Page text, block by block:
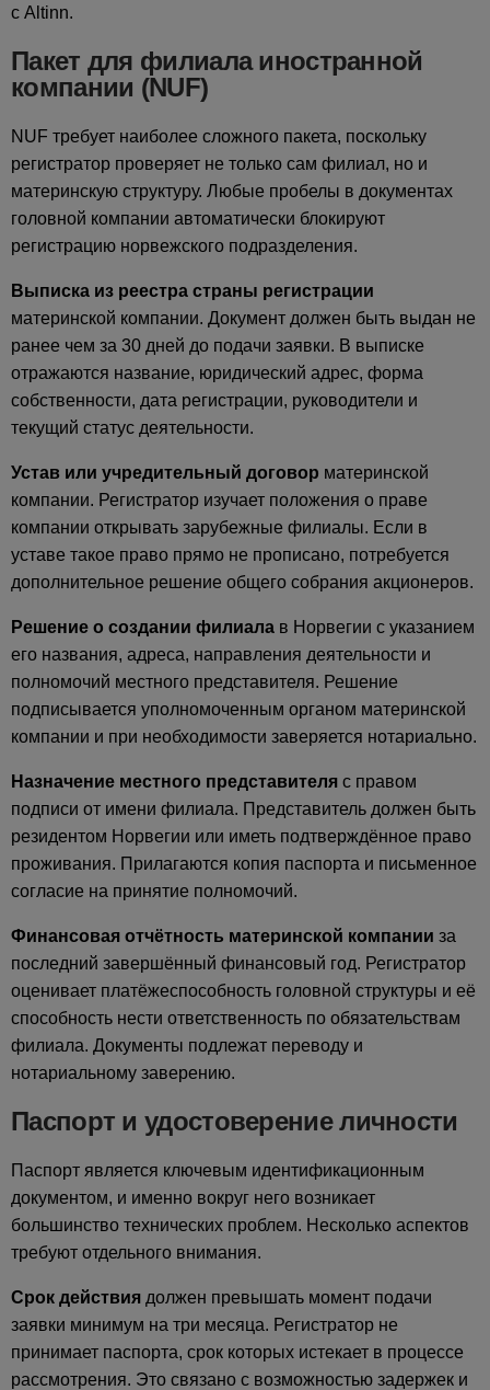
с Altinn.
Пакет для филиала иностранной
компании (NUF)
NUF требует наиболее сложного пакета, поскольку
регистратор проверяет не только сам филиал, но и
материнскую структуру. Любые пробелы в документах
головной компании автоматически блокируют
регистрацию норвежского подразделения.
Выписка из реестра страны регистрации
материнской компании. Документ должен быть выдан не
ранее чем за 30 дней до подачи заявки. В выписке
отражаются название, юридический адрес, форма
собственности, дата регистрации, руководители и
текущий статус деятельности.
Устав или учредительный договор материнской
компании. Регистратор изучает положения о праве
компании открывать зарубежные филиалы. Если в
уставе такое право прямо не прописано, потребуется
дополнительное решение общего собрания акционеров.
Решение о создании филиала в Норвегии с указанием
его названия, адреса, направления деятельности и
полномочий местного представителя. Решение
подписывается уполномоченным органом материнской
компании и при необходимости заверяется нотариально.
Назначение местного представителя с правом
подписи от имени филиала. Представитель должен быть
резидентом Норвегии или иметь подтверждённое право
проживания. Прилагаются копия паспорта и письменное
согласие на принятие полномочий.
Финансовая отчётность материнской компании за
последний завершённый финансовый год. Регистратор
оценивает платёжеспособность головной структуры и её
способность нести ответственность по обязательствам
филиала. Документы подлежат переводу и
нотариальному заверению.
Паспорт и удостоверение личности
Паспорт является ключевым идентификационным
документом, и именно вокруг него возникает
большинство технических проблем. Несколько аспектов
требуют отдельного внимания.
Срок действия должен превышать момент подачи
заявки минимум на три месяца. Регистратор не
принимает паспорта, срок которых истекает в процессе
рассмотрения. Это связано с возможностью задержек и